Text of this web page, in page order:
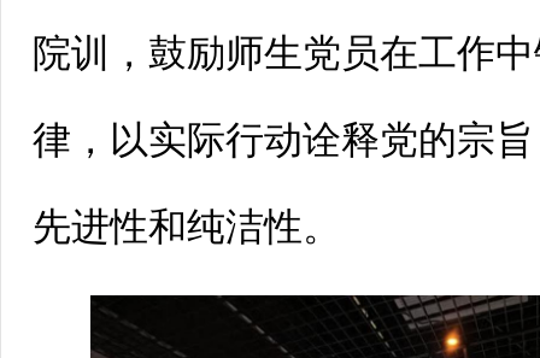
院训，鼓励师生党员在工作
律，以实际行动诠释党的宗
先进性和纯洁性。